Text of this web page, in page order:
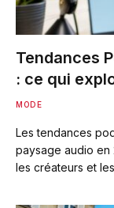
Tendances
: ce qui
MODE
Les tendances
paysage audio en
les créateurs et